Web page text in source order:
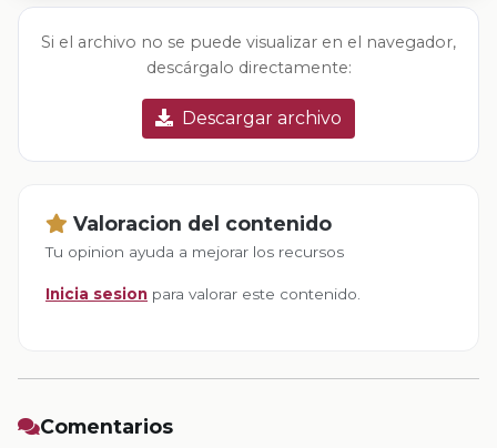
Si el archivo no se puede visualizar en el navegador,
descárgalo directamente:
Descargar archivo
Valoracion del contenido
Tu opinion ayuda a mejorar los recursos
Inicia sesion para valorar este contenido.
Comentarios